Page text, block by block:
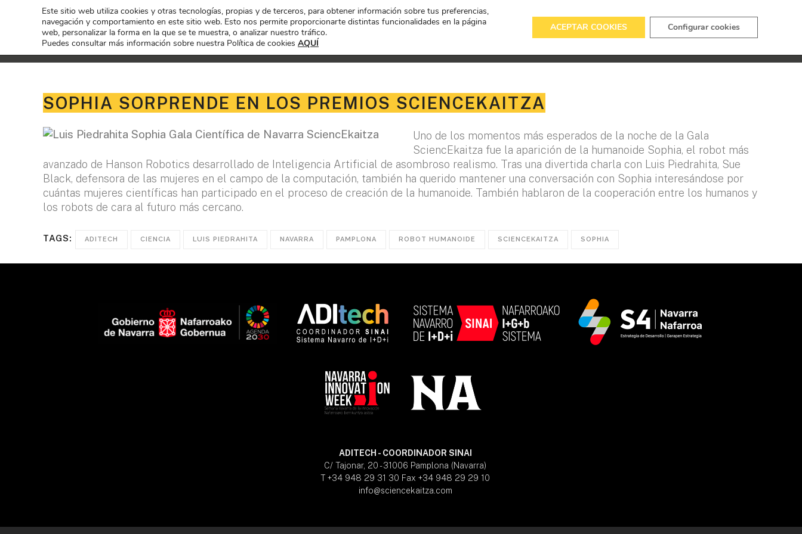
SOPHIA SORPRENDE EN LOS PREMIOS SCIENCEKAITZA
Uno de los momentos más esperados de la noche de la Gala
SciencEkaitza fue la aparición de la humanoide Sophia, el robot más
avanzado de Hanson Robotics desarrollado de Inteligencia Artificial de asombroso realismo. Tras una divertida charla con Luis Piedrahita, Sue
Black, defensora de las mujeres en el campo de la computación, también ha querido mantener una conversación con Sophia interesándose por
cuántas mujeres científicas han participado en el proceso de creación de la humanoide. También hablaron de la cooperación entre los humanos y
los robots de cara al futuro más cercano.
TAGS: ADITECH CIENCIA LUIS PIEDRAHITA NAVARRA PAMPLONA ROBOT HUMANOIDE SCIENCEKAITZA SOPHIA
ADITECH - COORDINADOR SINAI
C/ Tajonar, 20 - 31006 Pamplona (Navarra)
T +34 948 29 31 30 Fax +34 948 29 29 10
info@sciencekaitza.com
Este sitio web utiliza cookies y otras tecnologías, propias y de terceros, para obtener información sobre tus preferencias,
navegación y comportamiento en este sitio web. Esto nos permite proporcionarte distintas funcionalidades en la página
web, personalizar la forma en la que se te muestra, o analizar nuestro tráfico.
Puedes consultar más información sobre nuestra Política de cookies AQUÍ
ACEPTAR COOKIES Configurar cookies